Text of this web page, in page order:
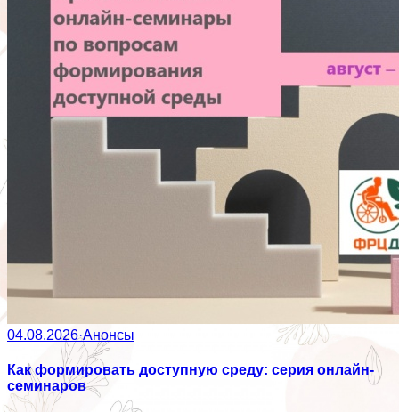
04.08.2026·Анонсы
Как формировать доступную среду: серия онлайн-
семинаров